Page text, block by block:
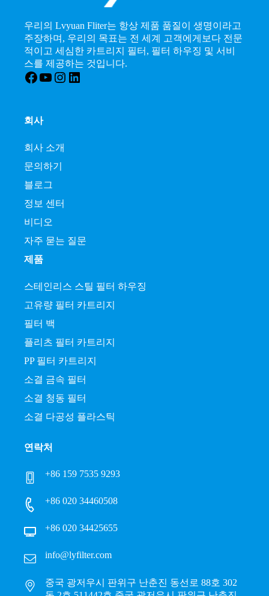
우리의 Lvyuan Fliter는 항상 제품 품질이 생명이라고
주장하며, 우리의 목표는 전 세계 고객에게보다 전문
적이고 세심한 카트리지 필터, 필터 하우징 및 서비
스를 제공하는 것입니다.
Facebook
YouTube
인스타그램 LinkedIn
회사
회사 소개
문의하기
블로그
정보 센터
비디오
자주 묻는 질문
제품
스테인리스 스틸 필터 하우징
고유량 필터 카트리지
필터 백
플리츠 필터 카트리지
PP 필터 카트리지
소결 금속 필터
소결 청동 필터
소결 다공성 플라스틱
연락처
+86 159 7535 9293
+86 020 34460508
+86 020 34425655
info@lyfilter.com
중국 광저우시 판위구 난춘진 동선로 88호 302